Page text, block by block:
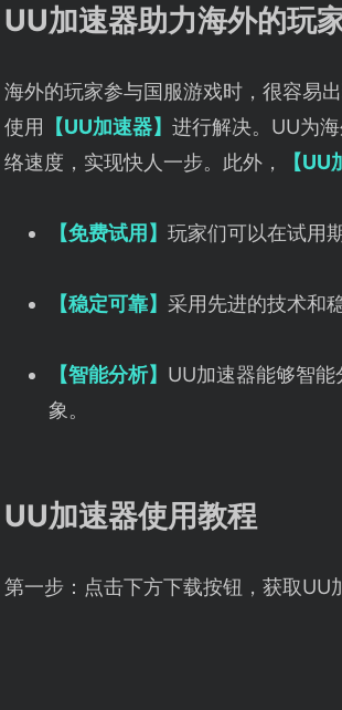
UU加速器助力海外的玩
海外的玩家参与国服游戏时，很容易
使用
【UU加速器】 进行解决。UU为
络速度，实现快人一步。此外，
【UU
【免费试用】 玩家们可以在试用
【‌稳定可靠】‌ 采用先进的技术和
【智能分析】 ‌UU加速器能够智
象。
UU加速器使用教程
第一步：点击下方下载按钮，获取UU